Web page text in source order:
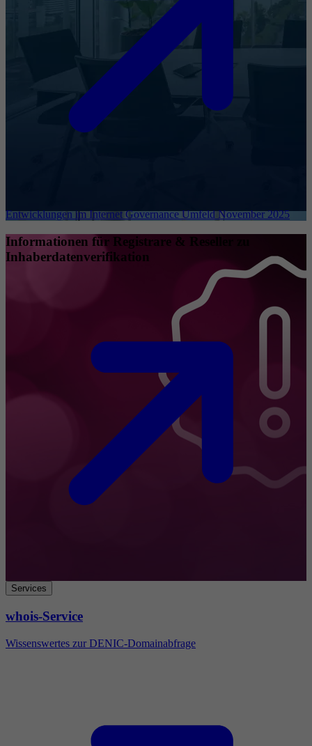
Entwicklungen im Internet Governance Umfeld November 2025
Informationen für Registrare & Reseller zu
Inhaberdatenverifikation
Services
whois-Service
Wissenswertes zur DENIC-Domainabfrage